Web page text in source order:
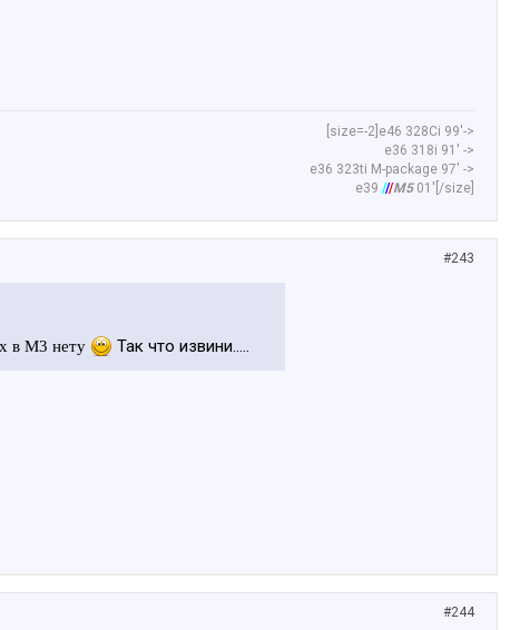
[size=-2]е46 328Сi 99'->
е36 318i 91' ->
e36 323ti M-package 97' ->
e39 ///M501'[/size]​
#243
в М3 нету Так что извини.....
#244